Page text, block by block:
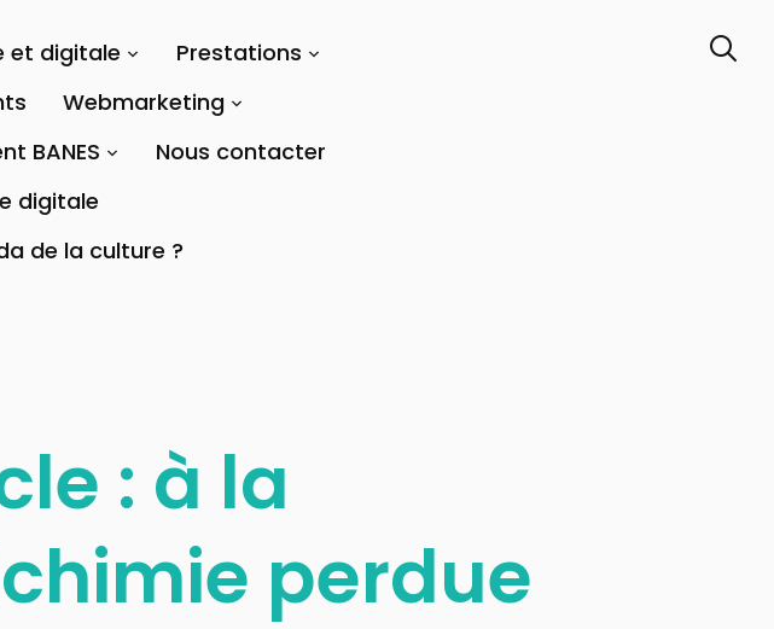
et digitale
Prestations
Webmarketing
BANES
Nous contacter
digitale
de la culture ?
: à la
perdue